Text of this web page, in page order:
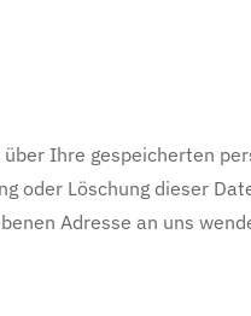
Ihre gespeicherten
oder Löschung dieser
Adresse an uns